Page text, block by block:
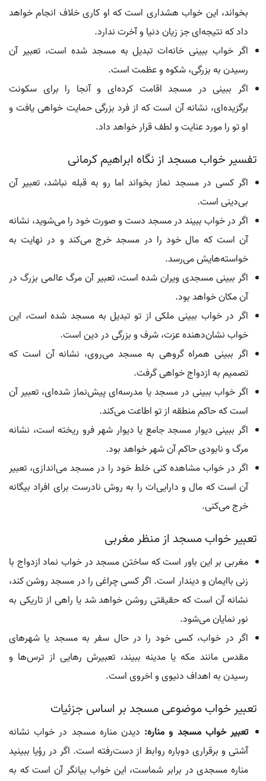
بخواند، این خواب هشداری است که او کاری خلاف انجام خواهد
داد که نتیجه‌ای جز زیان دنیا و آخرت ندارد.
اگر خواب ببینی خانه‌ات تبدیل به مسجد شده است، تعبیر آن
رسیدن به بزرگی، شکوه و عظمت است.
اگر ببینی در مسجد اقامت کرده‌ای و آنجا را برای سکونت
برگزیده‌ای، نشانه آن است که از فرد بزرگی حمایت خواهی یافت و
او تو را مورد عنایت و لطف قرار خواهد داد.
تفسیر خواب مسجد از نگاه ابراهیم کرمانی
اگر کسی در مسجد نماز بخواند اما رو به قبله نباشد، تعبیر آن
بی‌دینی است.
اگر در خواب ببیند در مسجد دست و صورت خود را می‌شوید، نشانه
آن است که مال خود را در مسجد خرج می‌کند و در نهایت به
خواسته‌هایش می‌رسد.
اگر ببینی مسجدی ویران شده است، تعبیر آن مرگ عالمی بزرگ در
آن مکان خواهد بود.
اگر در خواب ببینی ملکی از تو تبدیل به مسجد شده است، این
خواب نشان‌دهنده عزت، شرف و بزرگی در دین است.
اگر ببینی همراه گروهی به مسجد می‌روی، نشانه آن است که
تصمیم به ازدواج خواهی گرفت.
اگر خواب ببینی در مسجد یا مدرسه‌ای پیش‌نماز شده‌ای، تعبیر آن
است که حاکم منطقه از تو اطاعت می‌کند.
اگر ببینی دیوار مسجد جامع یا دیوار شهر فرو ریخته است، نشانه
مرگ و نابودی حاکم آن شهر خواهد بود.
اگر در خواب مشاهده کنی خلط خود را در مسجد می‌اندازی، تعبیر
آن است که مال و دارایی‌ات را به روش نادرست برای افراد بیگانه
خرج می‌کنی.
تعبیر خواب مسجد از منظر مغربی
مغربی بر این باور است که ساختن مسجد در خواب نماد ازدواج با
زنی باایمان و دیندار است. اگر کسی چراغی را در مسجد روشن کند،
نشانه آن است که حقیقتی روشن خواهد شد یا راهی از تاریکی به
نور نمایان می‌شود.
اگر در خواب، کسی خود را در حال سفر به مسجد یا شهرهای
مقدس مانند مکه یا مدینه ببیند، تعبیرش رهایی از ترس‌ها و
رسیدن به اهداف دنیوی و اخروی است.
تعبیر خواب موضوعی مسجد بر اساس جزئیات
تعبیر خواب مسجد و مناره: دیدن مناره مسجد در خواب نشانه
آشتی و برقراری دوباره روابط از دست‌رفته است. اگر در رؤیا ببینید
مناره مسجدی در برابر شماست، این خواب بیانگر آن است که به